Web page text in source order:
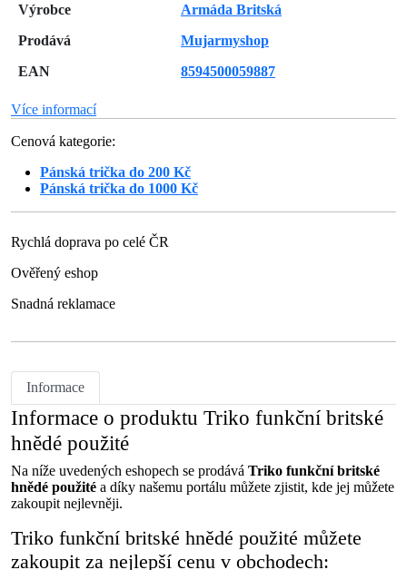
Výrobce
Armáda Britská
Prodává
Mujarmyshop
EAN
8594500059887
Více informací
Cenová kategorie:
Pánská trička do 200 Kč
Pánská trička do 1000 Kč
Rychlá doprava po celé ČR
Ověřený eshop
Snadná reklamace
Informace
Informace o produktu Triko funkční britské
hnědé použité
Na níže uvedených eshopech se prodává Triko funkční britské
hnědé použité a díky našemu portálu můžete zjistit, kde jej můžete
zakoupit nejlevněji.
Triko funkční britské hnědé použité můžete
zakoupit za nejlepší cenu v obchodech: